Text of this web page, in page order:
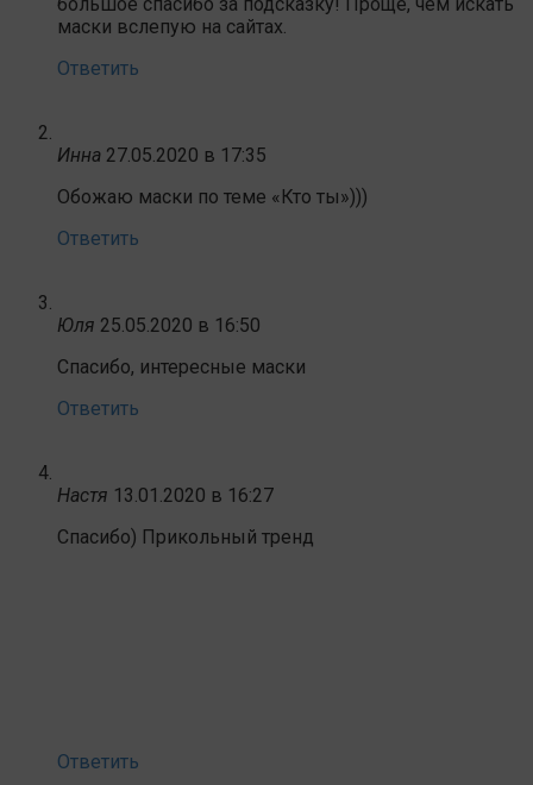
маски вслепую на сайтах.
Ответить
Инна 27.05.2020 в 17:35
Обожаю маски по теме «Кто ты»)))
Ответить
Юля 25.05.2020 в 16:50
Спасибо, интересные маски
Ответить
Настя 13.01.2020 в 16:27
Спасибо) Прикольный тренд
Ответить